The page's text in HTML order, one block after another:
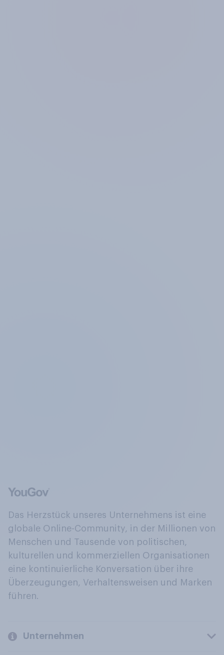
Das Herzstück unseres Unternehmens ist eine
globale Online-Community, in der Millionen von
Menschen und Tausende von politischen,
kulturellen und kommerziellen Organisationen
eine kontinuierliche Konversation über ihre
Überzeugungen, Verhaltensweisen und Marken
führen.
Unternehmen